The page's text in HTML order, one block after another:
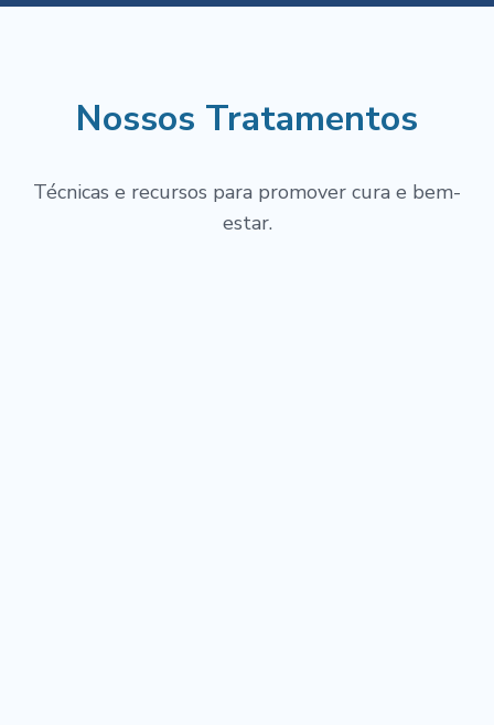
Nossos Tratamentos
Técnicas e recursos para promover cura e bem-
estar.